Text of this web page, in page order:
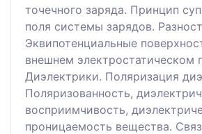
точечного заряда. Принцип
поля системы зарядов.
Эквипотенциальные
внешнем электростатическом
Диэлектрики. Поляризация
Поляризованность,
восприимчивость,
проницаемость вещества.